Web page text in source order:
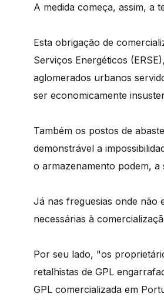
A medida começa, assim, a
Esta obrigação de
Serviços Energéticos
aglomerados urbanos
ser economicamente
Também os postos de
demonstrável a
o armazenamento podem, a
Já nas freguesias onde não
necessárias à
Por seu lado, "os
retalhistas de GPL
GPL comercializada em